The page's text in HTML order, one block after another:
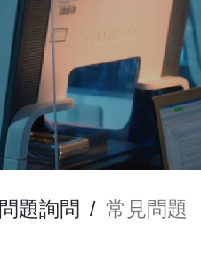
問題詢問 / 常見問題